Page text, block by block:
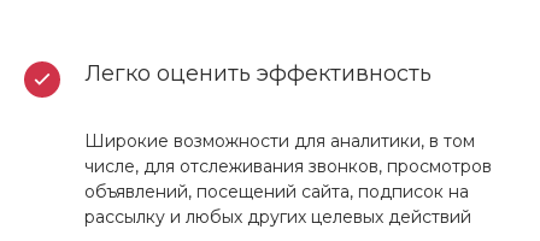
Легко оценить эффективность
Широкие возможности для аналитики, в том
числе, для отслеживания звонков, просмотров
объявлений, посещений сайта, подписок на
рассылку и любых других целевых действий